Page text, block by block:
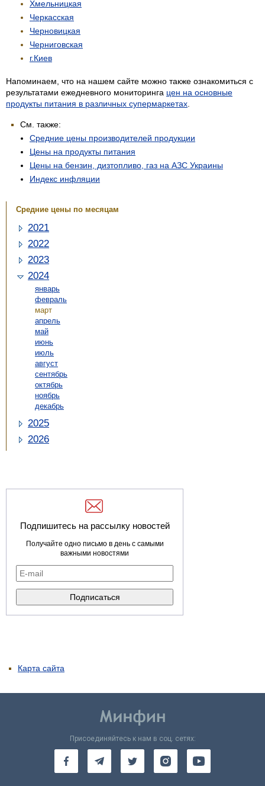
Хмельницкая
Черкасская
Черновицкая
Черниговская
г.Киев
Напоминаем, что на нашем сайте можно также ознакомиться с
результатами ежедневного мониторинга цен на основные
продукты питания в различных супермаркетах
См. также:
Средние цены производителей продукции
Цены на продукты питания
Цены на бензин, дизтопливо, газ на АЗС Украины
Индекс инфляции
Средние цены по месяцам
2021
2022
2023
2024
январь
февраль
март
апрель
май
июнь
июль
август
сентябрь
октябрь
ноябрь
декабрь
2025
2026
Подпишитесь на рассылку новостей
Получайте одно письмо в день с самыми
важными новостями
Карта сайта
Присоединяйтесь к нам в соц. сетях: